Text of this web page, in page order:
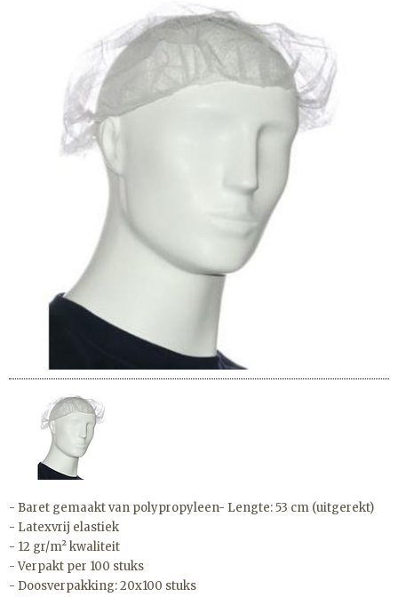
- Baret gemaakt van polypropyleen- Lengte: 53 cm (uitgerekt)
- Latexvrij elastiek
- 12 gr/m² kwaliteit
- Verpakt per 100 stuks
- Doosverpakking: 20x100 stuks